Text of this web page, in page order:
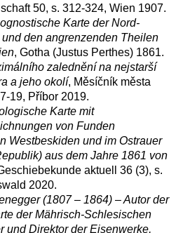
50, s. 312-324, Wien 1907.
Karte der Nord-
den angrenzenden Theilen
, Gotha (Justus Perthes) 1861.
zalednění na nejstarší
a jeho okolí, Měsíčník města
19, Příbor 2019.
Karte mit
von Funden
Westbeskiden und im Ostrauer
aus dem Jahre 1861 von
aktuell 36 (3), s.
2020.
(1807 – 1864) – Autor der
der Mährisch-Schlesischen
und Direktor der Eisenwerke,